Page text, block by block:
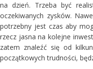
na dzień. Trzeba być
oczekiwanych zysków.
potrzebny jest czas aby
rzecz jasna na kolejne
zatem znaleźć się od
początkowych trudności,